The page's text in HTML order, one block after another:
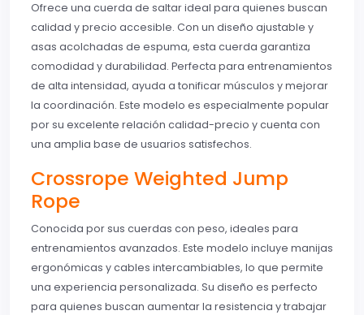
Ofrece una cuerda de saltar ideal para quienes buscan
calidad y precio accesible. Con un diseño ajustable y
asas acolchadas de espuma, esta cuerda garantiza
comodidad y durabilidad. Perfecta para entrenamientos
de alta intensidad, ayuda a tonificar músculos y mejorar
la coordinación. Este modelo es especialmente popular
por su excelente relación calidad-precio y cuenta con
una amplia base de usuarios satisfechos.
Crossrope Weighted Jump
Rope
Conocida por sus cuerdas con peso, ideales para
entrenamientos avanzados. Este modelo incluye manijas
ergonómicas y cables intercambiables, lo que permite
una experiencia personalizada. Su diseño es perfecto
para quienes buscan aumentar la resistencia y trabajar